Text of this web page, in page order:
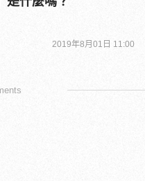
2019年8月01日 11:00